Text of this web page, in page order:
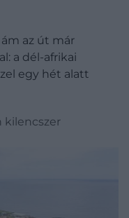
az út már
a dél-afrikai
egy hét alatt
kilencszer